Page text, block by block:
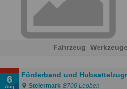
Fahrzeug Werkzeuge
6
Aug
Förderband und
Steiermark 8700 Leoben